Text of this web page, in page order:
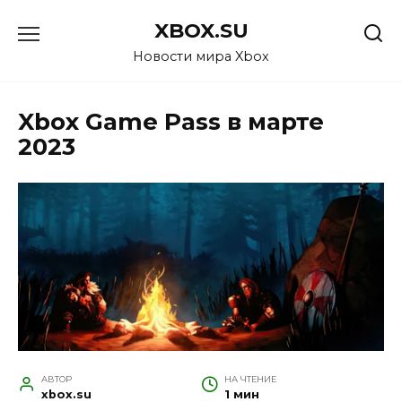
XBOX.SU
Новости мира Xbox
Xbox Game Pass в марте
2023
АВТОР
xbox.su
НА ЧТЕНИЕ
1 мин